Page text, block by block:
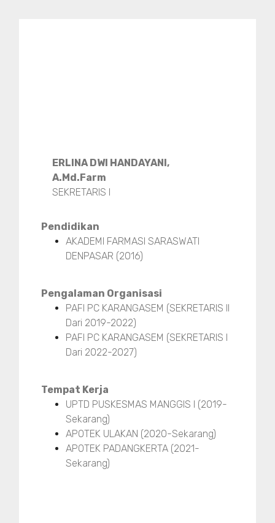
ERLINA DWI HANDAYANI,
A.Md.Farm
SEKRETARIS I
Pendidikan
AKADEMI FARMASI SARASWATI
DENPASAR (2016)
Pengalaman Organisasi
PAFI PC KARANGASEM (SEKRETARIS II
Dari 2019-2022)
PAFI PC KARANGASEM (SEKRETARIS I
Dari 2022-2027)
Tempat Kerja
UPTD PUSKESMAS MANGGIS I (2019-
Sekarang)
APOTEK ULAKAN (2020-Sekarang)
APOTEK PADANGKERTA (2021-
Sekarang)